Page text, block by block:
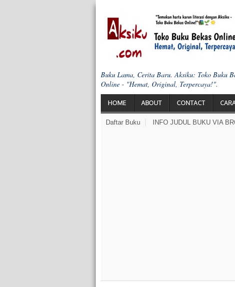
Buku Lama, Cerita Baru. Aksiku: Toko Buku
Online - "Hemat, Original, Terpercaya!".
HOME ABOUT CONTACT
Daftar Buku INFO JUDUL BUKU VIA